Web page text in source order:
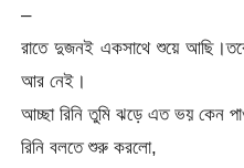
–
রাতে দুজনই একসাথে শুয়ে
আর নেই।
আচ্ছা রিনি তুমি ঝড়ে এত ভয় কেন
রিনি বলতে শুরু করলো,